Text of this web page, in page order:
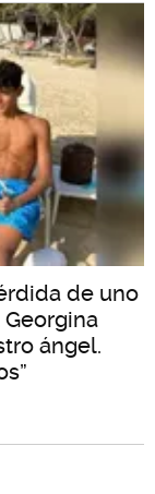
de uno
ángel.